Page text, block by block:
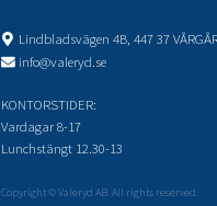
Lindbladsvägen 4B, 447 37
info@valeryd.se
KONTORSTIDER:
Vardagar 8-17
Lunchstängt 12.30-13
Copyright © Valeryd AB. All rights reserved.